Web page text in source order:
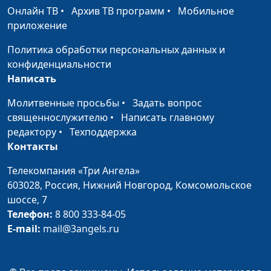
влияет на жизнь
человека
Вачева, психолог-
консультант
Успешность:
обратная сторона
медали
богословия, блогер
Привычки успешных
людей
Вадим Трусюк, Руслан
предпринимателей и
управленцев, директор
Взросление: вперед
консультант
Онлайн ТВ • Архив ТВ программ • Мобильное
приложение
Политика обработки персональных данных и
конфиденциальности
Написать
Молитвенные просьбы • Задать вопрос
священнослужителю • Написать главному
редактору • Техподдержка
Контакты
Телекомпания «Три Ангела»
603028, Россия, Нижний Новгород, Комсомольское
шоссе, 7
Телефон: 8 800 333-84-05
E-mail: mail@3angels.ru